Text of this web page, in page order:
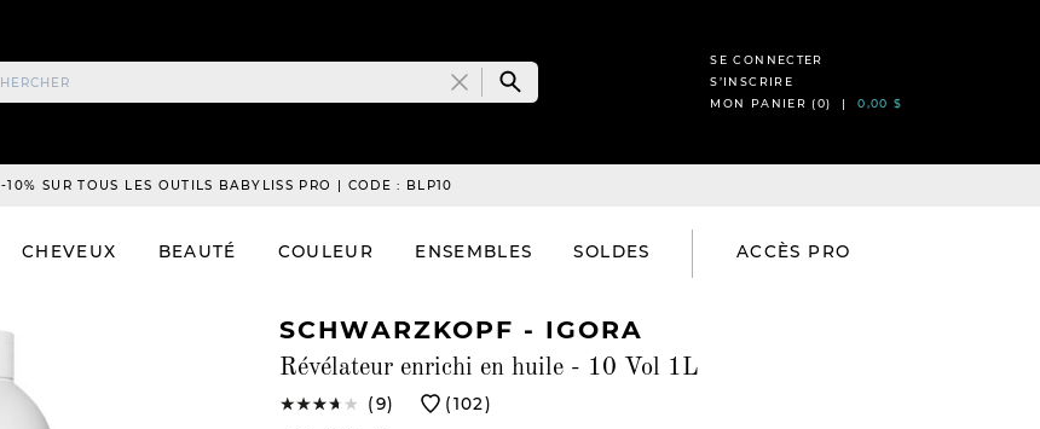
SE CONNECTER
S’INSCRIRE
MON PANIER (0) |0,00 $
-10% SUR TOUS LES OUTILS BABYLISS PRO | CODE : BLP10
CHEVEUX BEAUTÉ COULEUR ENSEMBLES SOLDES ACCÈS PRO
SCHWARZKOPF - IGORA
Révélateur enrichi en huile - 10 Vol 1L
(9) (102)